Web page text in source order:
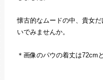
懐古的なムードの中、貴女
いでみませんか。
＊画像のパウの着丈は72cm